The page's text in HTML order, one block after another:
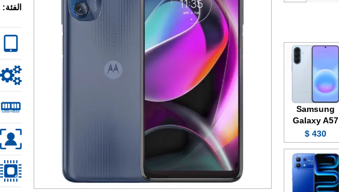
الفئة:
Samsung
Galaxy A57
430 $